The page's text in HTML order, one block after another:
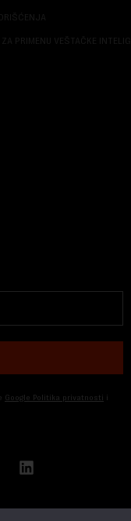
PRIMENU VEŠTAČKE
Google Politika privatnosti i